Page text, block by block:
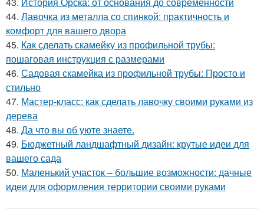
44. Лавочка из металла со спинкой: практичность и
комфорт для вашего двора
45. Как сделать скамейку из профильной трубы:
пошаговая инструкция с размерами
46. Садовая скамейка из профильной трубы: Просто и
стильно
47. Мастер-класс: как сделать лавочку своими руками из
дерева
48. Да что вы об уюте знаете.
49. Бюджетный ландшафтный дизайн: крутые идеи для
вашего сада
50. Маленький участок – большие возможности: дачные
идеи для оформления территории своими руками